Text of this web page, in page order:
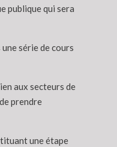
publique qui sera
série de cours
aux secteurs de
prendre
une étape